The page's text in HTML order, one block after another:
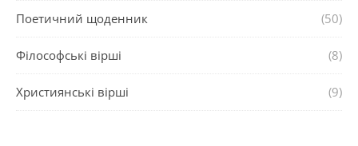
Поетичний щоденник (50)
Філософські вірші (8)
Християнські вірші (9)